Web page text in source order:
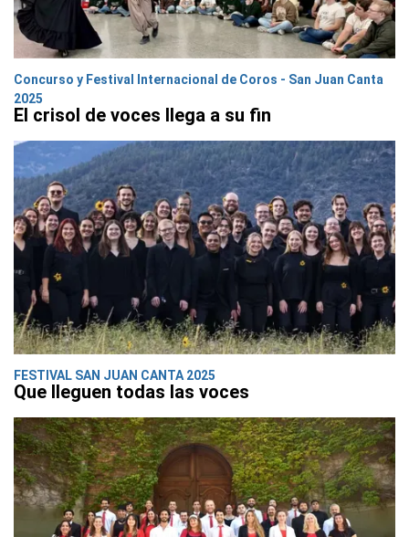
Concurso y Festival Internacional de Coros - San Juan Canta
2025
El crisol de voces llega a su fin
FESTIVAL SAN JUAN CANTA 2025
Que lleguen todas las voces